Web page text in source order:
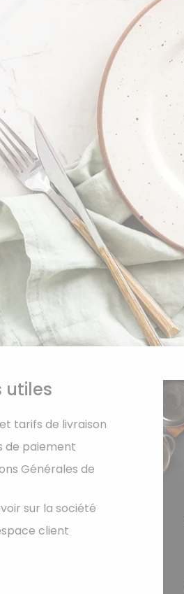
utiles
tarifs de livraison
de paiement
Générales de
sur la société
client